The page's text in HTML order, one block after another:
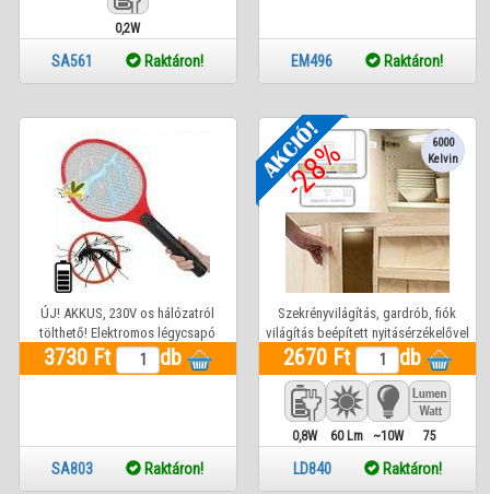
0,2W
SA561 Raktáron! EM496 Raktáron!
ÚJ! AKKUS, 230V os hálózatról
tölthető! Elektromos légycsapó
szúnyogírtó.
3730 Ft db
SA803 Raktáron!
-28%
6000
Kelvin
Szekrényvilágítás, gardrób, fiók
világítás beépített nyitásérzékelővel
2x2db AAA elemmel működik
2670 Ft db
0,8W 60 Lm ~10W 75
LD840 Raktáron!